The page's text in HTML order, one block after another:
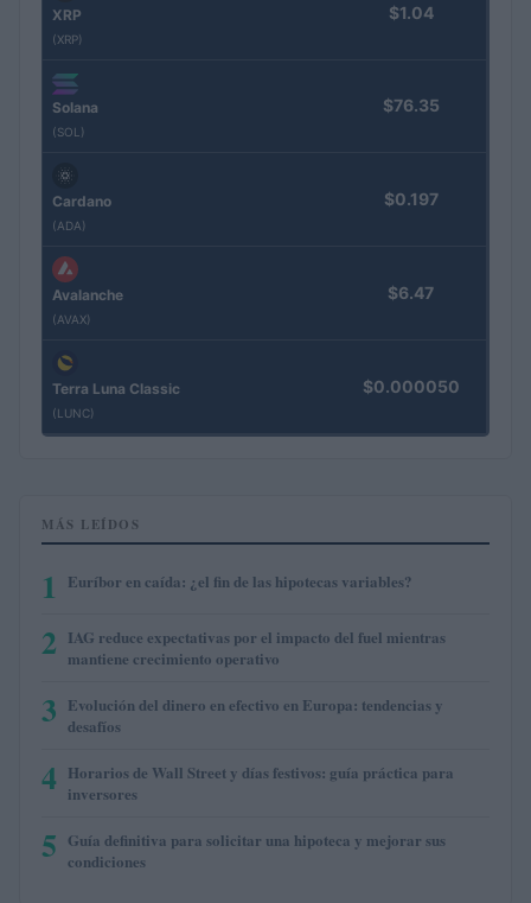
XRP
(XRP)
$1.04
Solana
(SOL)
$76.35
Cardano
(ADA)
$0.197
Avalanche
(AVAX)
$6.47
Terra Luna Classic
(LUNC)
$0.000050
MÁS LEÍDOS
1 Euríbor en caída: ¿el fin de las hipotecas variables?
2 IAG reduce expectativas por el impacto del fuel mientras
mantiene crecimiento operativo
3 Evolución del dinero en efectivo en Europa: tendencias y
desafíos
4 Horarios de Wall Street y días festivos: guía práctica para
inversores
5 Guía definitiva para solicitar una hipoteca y mejorar sus
condiciones